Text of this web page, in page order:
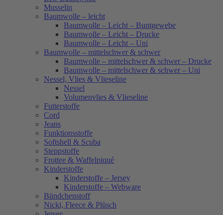
Musselin
Baumwolle – leicht
Baumwolle – Leicht – Buntgewebe
Baumwolle – Leicht – Drucke
Baumwolle – Leicht – Uni
Baumwolle – mittelschwer & schwer
Baumwolle – mittelschwer & schwer – Drucke
Baumwolle – mittelschwer & schwer – Uni
Nessel, Vlies & Vlieseline
Nessel
Volumenvlies & Vlieseline
Futterstoffe
Cord
Jeans
Funktionsstoffe
Softshell & Scuba
Steppstoffe
Frottee & Waffelpiqué
Kinderstoffe
Kinderstoffe – Jersey
Kinderstoffe – Webware
Bündchenstoff
Nicki, Fleece & Plüsch